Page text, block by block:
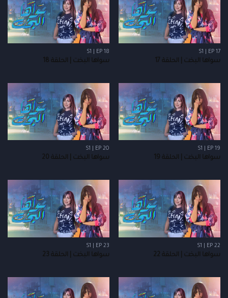
S1 | EP 17
سواها البخت | الحلقة 17
S1 | EP 18
سواها البخت | الحلقة 18
S1 | EP 19
سواها البخت | الحلقة 19
S1 | EP 20
سواها البخت | الحلقة 20
S1 | EP 22
سواها البخت | الحلقة 22
S1 | EP 23
سواها البخت | الحلقة 23